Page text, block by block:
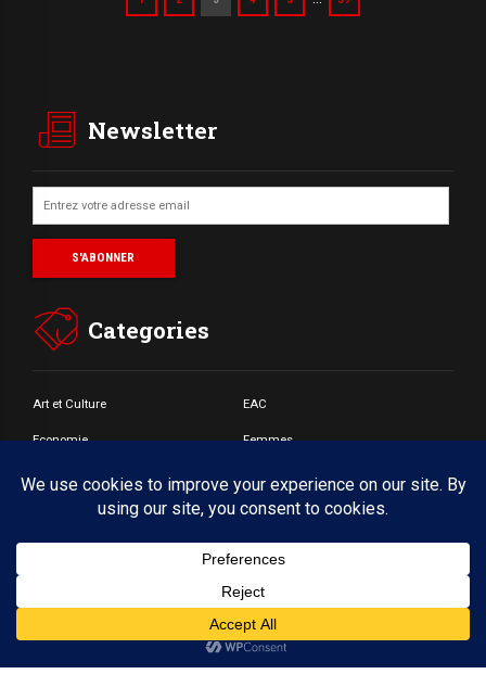
Newsletter
Categories
Art et Culture EAC
Economie Femmes
Jeunes
© Copyright by BoldThemes 2017. All rights reserved.